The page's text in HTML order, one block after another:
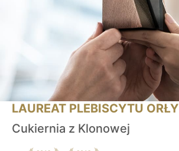
LAUREAT PLEBISCYTU ORŁY
Cukiernia z Klonowej